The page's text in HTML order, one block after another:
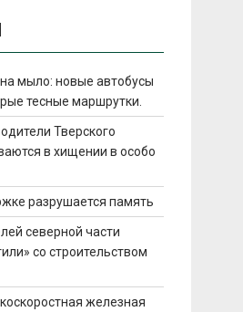
мыло: новые автобусы
тесные маршрутки.
Тверского
в хищении в особо
разрушается память
северной части
со строительством
железная